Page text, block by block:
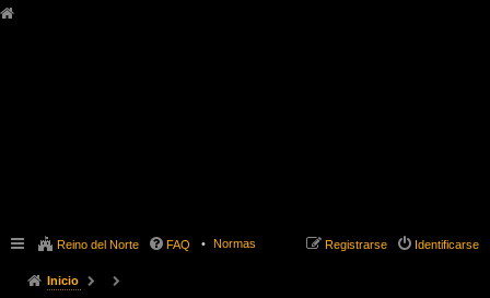
Reino del Norte FAQ Normas Identificarse
Registrarse
Inicio